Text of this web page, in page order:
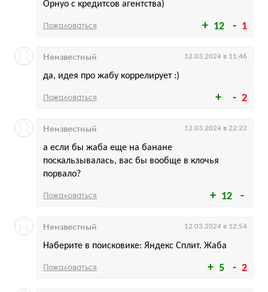
12 1
Орнуо с кредитсов агентства)
Пожаловаться
2
да, идея про жабу коррелирует :)
Неизвестный 12.03.2024 в 11:46
Пожаловаться
12
а если бы жаба еще на банане
поскальзывалась, вас бы вообще в клочья
порвало?
Неизвестный 12.03.2024 в 22:22
Пожаловаться
5 2
Наберите в поисковике: Яндекс Сплит. Жаба
Неизвестный 12.03.2024 в 12:54
Пожаловаться